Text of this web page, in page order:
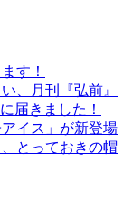
す！
、月刊『弘前』
届きました！
イス」が新登場
とっておきの帽